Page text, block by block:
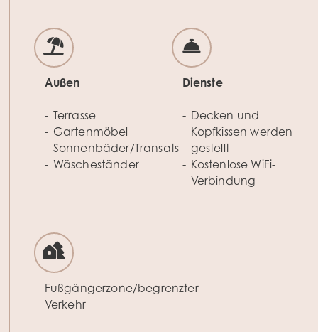
Außen
Terrasse
Gartenmöbel
Sonnenbäder/Transats
Wäscheständer
Dienste
Decken und
Kopfkissen werden
gestellt
Kostenlose WiFi-
Verbindung
Fußgängerzone/begrenzter
Verkehr